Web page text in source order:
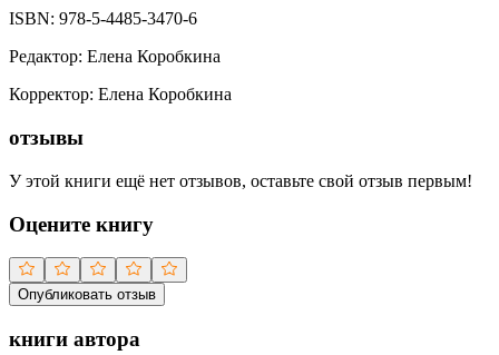
ISBN: 978-5-4485-3470-6
Редактор: Елена Коробкина
Корректор: Елена Коробкина
отзывы
У этой книги ещё нет отзывов, оставьте свой отзыв первым!
Оцените книгу
Опубликовать отзыв
книги автора